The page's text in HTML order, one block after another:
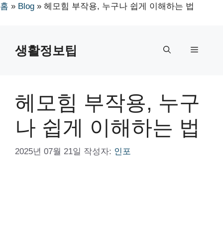
홈 » Blog » 헤모힘 부작용, 누구나 쉽게 이해하는 법
생활정보팁 메
헤모힘 부작용, 누구
나 쉽게 이해하는 법
2025년 07월 21일 작성자: 인포